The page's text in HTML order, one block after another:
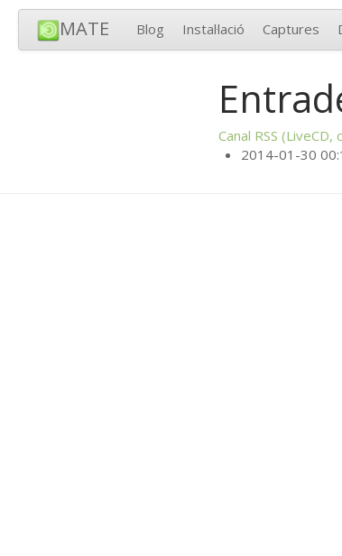
MATE Blog Instal·lació Captures
Canal RSS (LiveCD,
2014-01-30